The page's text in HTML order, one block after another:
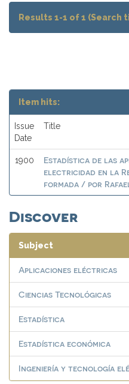
Results 1-1 of 1 (Search
Item hits:
Issue
Date
Title
1900
Estadística de las
electricidad en la
formada / por
Discover
Subject
Aplicaciones eléctricas
Ciencias Tecnológicas
Estadística
Estadística económica
Ingeniería y tecnología